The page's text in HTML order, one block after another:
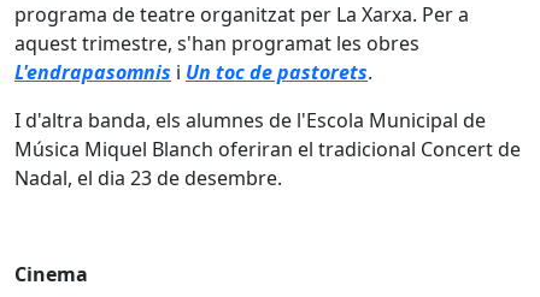
programa de teatre organitzat per La Xarxa. Per a
aquest trimestre, s'han programat les obres
L'endrapasomnis i Un toc de pastorets.
I d'altra banda, els alumnes de l'Escola Municipal de
Música Miquel Blanch oferiran el tradicional Concert de
Nadal, el dia 23 de desembre.
Cinema